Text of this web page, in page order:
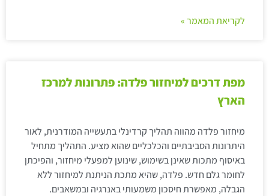
לקריאת המאמר »
מפת דרכים למיחזור פלדה: פתרונות למרכז
הארץ
מיחזור פלדה מהווה תהליך קרדינלי בתעשייה המודרנית, לאור
היתרונות הסביבתיים והכלכליים שהוא מציע. התהליך מתחיל
באיסוף מתכות שאינן בשימוש, שינוען למפעלי מיחזור, והפיכתן
לחומר גלם חדש. פלדה, שהיא מתכת הניתנת למיחזור ללא
הגבלה, מאפשרת חיסכון משמעותי באנרגיה ובמשאבים.